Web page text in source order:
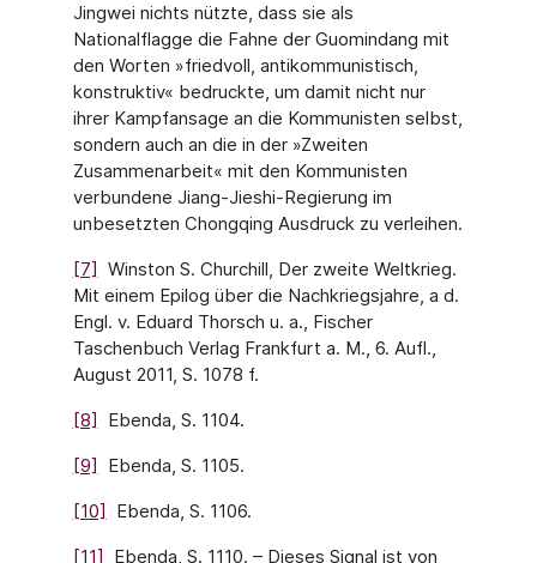
Jingwei nichts nützte, dass sie als
Nationalflagge die Fahne der Guomindang mit
den Worten »friedvoll, antikommunistisch,
konstruktiv« bedruckte, um damit nicht nur
ihrer Kampfansage an die Kommunisten selbst,
sondern auch an die in der »Zweiten
Zusammenarbeit« mit den Kommunisten
verbundene Jiang-Jieshi-Regierung im
unbesetzten Chongqing Ausdruck zu verleihen.
[7] Winston S. Churchill, Der zweite Weltkrieg.
Mit einem Epilog über die Nachkriegsjahre, a d.
Engl. v. Eduard Thorsch u. a., Fischer
Taschenbuch Verlag Frankfurt a. M., 6. Aufl.,
August 2011, S. 1078 f.
[8] Ebenda, S. 1104.
[9] Ebenda, S. 1105.
[10] Ebenda, S. 1106.
[11] Ebenda, S. 1110. – Dieses Signal ist von